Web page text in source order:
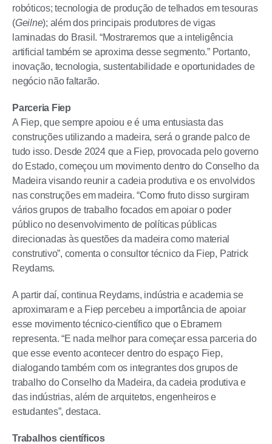
robóticos; tecnologia de produção de telhados em tesouras
(Geilne); além dos principais produtores de vigas
laminadas do Brasil. “Mostraremos que a inteligência
artificial também se aproxima desse segmento.” Portanto,
inovação, tecnologia, sustentabilidade e oportunidades de
negócio não faltarão.
Parceria Fiep
A Fiep, que sempre apoiou e é uma entusiasta das
construções utilizando a madeira, será o grande palco de
tudo isso. Desde 2024 que a Fiep, provocada pelo governo
do Estado, começou um movimento dentro do Conselho da
Madeira visando reunir a cadeia produtiva e os envolvidos
nas construções em madeira. “Como fruto disso surgiram
vários grupos de trabalho focados em apoiar o poder
público no desenvolvimento de políticas públicas
direcionadas às questões da madeira como material
construtivo”, comenta o consultor técnico da Fiep, Patrick
Reydams.
A partir daí, continua Reydams, indústria e academia se
aproximaram e a Fiep percebeu a importância de apoiar
esse movimento técnico-científico que o Ebramem
representa. “E nada melhor para começar essa parceria do
que esse evento acontecer dentro do espaço Fiep,
dialogando também com os integrantes dos grupos de
trabalho do Conselho da Madeira, da cadeia produtiva e
das indústrias, além de arquitetos, engenheiros e
estudantes”, destaca.
Trabalhos científicos